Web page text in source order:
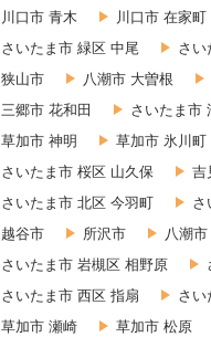
川口市 青木
川口市 在家町
さいたま市 緑区 中尾
さい
狭山市
八潮市 大曽根
三郷市 花和田
さいたま市
草加市 神明
草加市 氷川町
さいたま市 桜区 山久保
吉
さいたま市 北区 今羽町
さ
越谷市
所沢市 八潮
さいたま市 岩槻区 相野原
さいたま市 西区 指扇
さい
草加市 瀬崎
草加市 松原